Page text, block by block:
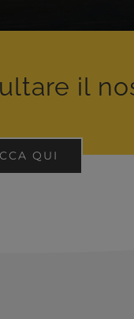
il
QUI